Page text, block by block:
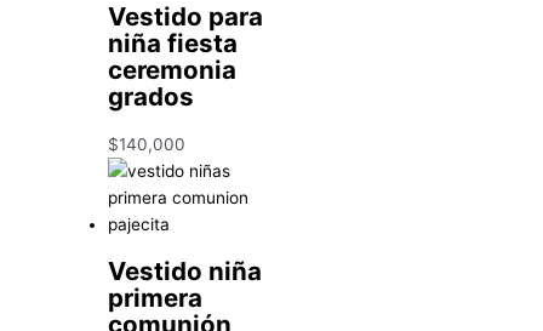
Vestido para
niña fiesta
ceremonia
grados
$140,000
Vestido niña
primera
comunión